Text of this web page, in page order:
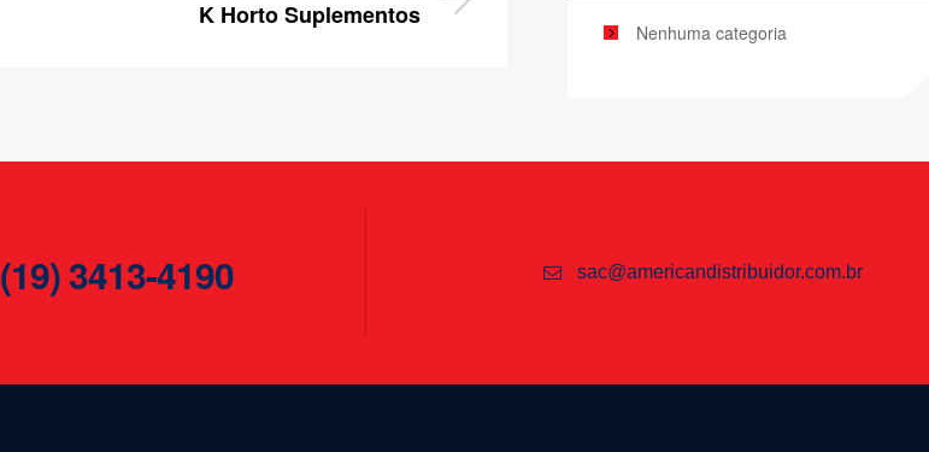
K Horto Suplementos
Nenhuma categoria
(19) 3413-4190 sac@americandistribuidor.com.br